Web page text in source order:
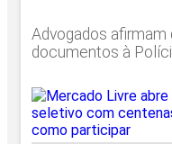
Advogados afirmam
documentos à